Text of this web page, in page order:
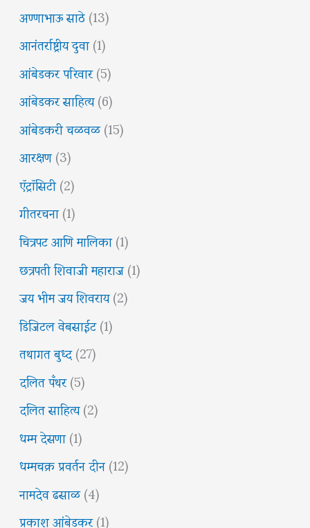
अण्णाभाऊ साठे(13)
आनंतर्राष्ट्रीय दुवा(1)
आंबेडकर परिवार(5)
आंबेडकर साहित्य(6)
आंबेडकरी चळवळ(15)
आरक्षण(3)
ऍट्रॉसिटी(2)
गीतरचना(1)
चित्रपट आणि मालिका(1)
छत्रपती शिवाजी महाराज(1)
जय भीम जय शिवराय(2)
डिजिटल वेबसाईट(1)
तथागत बुध्द(27)
दलित पँथर(5)
दलित साहित्य(2)
धम्म देसणा(1)
धम्मचक्र प्रवर्तन दीन(12)
नामदेव ढसाळ(4)